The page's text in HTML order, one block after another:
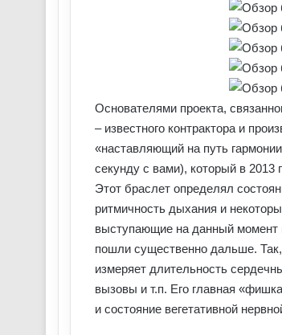
Основателями проекта,
– известного контрактора и
«наставляющий на путь
секунду с вами), который в 2013
Этот браслет определял
ритмичность дыхания и
выступающие на данный момент
пошли существенно дальше.
измеряет длительность
вызовы и т.п. Его главная
и состояние вегетативной